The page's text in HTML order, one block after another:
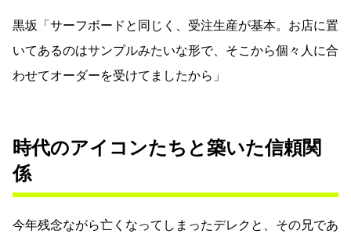
黒坂「サーフボードと同じく、受注生産が基本。お店に置
いてあるのはサンプルみたいな形で、そこから個々人に合
わせてオーダーを受けてましたから」
時代のアイコンたちと築いた信頼関
係
今年残念ながら亡くなってしまったデレクと、その兄であ